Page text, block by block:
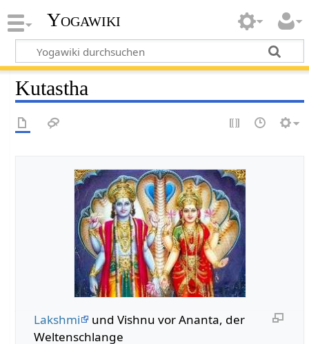
Yogawiki
Kutastha
Lakshmi
und Vishnu vor Ananta, der
Weltenschlange